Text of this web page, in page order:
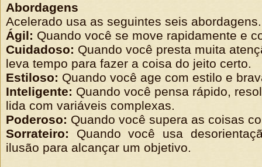
Abordagens
Acelerado usa as seguintes seis abordagens.
Ágil: Quando você se move rapidamente e
Cuidadoso: Quando você presta muita
leva tempo para fazer a coisa do jeito certo.
Estiloso: Quando você age com estilo e
Inteligente: Quando você pensa rápido,
lida com variáveis complexas.
Poderoso: Quando você supera as coisas
Sorrateiro: Quando você usa
ilusão para alcançar um objetivo.